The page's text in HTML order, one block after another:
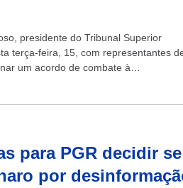
presidente do Tribunal Superior
terça-feira, 15, com representantes
um acordo de combate à
para PGR decidir se
por